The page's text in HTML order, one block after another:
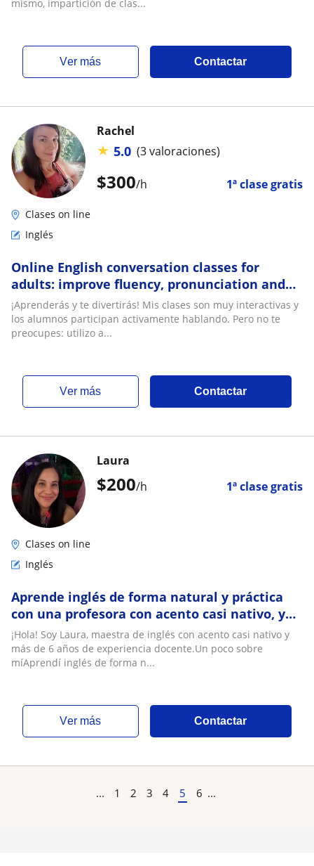
mismo, impartición de clas...
ver más Contactar
$300/h 1ª clase gratis
Rachel
★ 5.0 (3 valoraciones)
Clases on line
Inglés
Online English conversation classes for
adults: improve fluency, pronunciation and
vocabulary (native speaker)
¡Aprenderás y te divertirás! Mis clases son muy interactivas y
los alumnos participan activamente hablando. Pero no te
preocupes: utilizo a...
ver más Contactar
$200/h 1ª clase gratis
Laura
Clases on line
Inglés
Aprende inglés de forma natural y práctica
con una profesora con acento casi nativo, y
clases personalizadas
¡Hola! Soy Laura, maestra de inglés con acento casi nativo y
más de 6 años de experiencia docente.Un poco sobre
míAprendí inglés de forma n...
ver más Contactar
... 1 2 3 4 5 6 ...